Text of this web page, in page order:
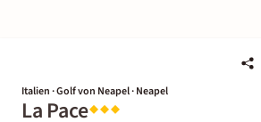
Italien · Golf von Neapel · Neapel
La Pace